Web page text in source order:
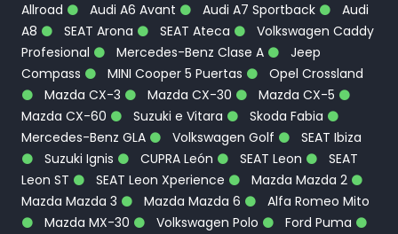
Allroad
Audi A6 Avant Audi A7 Sportback
Audi
A8
SEAT Arona SEAT Ateca
Volkswagen Caddy
Profesional
Mercedes-Benz Clase A
Jeep
Compass
MINI Cooper 5 Puertas
Opel Crossland
Mazda CX-3
Mazda CX-30
Mazda CX-5
Mazda CX-60
Suzuki e Vitara
Skoda Fabia
Mercedes-Benz GLA
Volkswagen Golf
SEAT Ibiza
Suzuki Ignis
CUPRA León SEAT Leon
SEAT
Leon ST
SEAT Leon Xperience
Mazda Mazda 2
Mazda Mazda 3
Mazda Mazda 6
Alfa Romeo Mito
Mazda MX-30
Volkswagen Polo
Ford Puma